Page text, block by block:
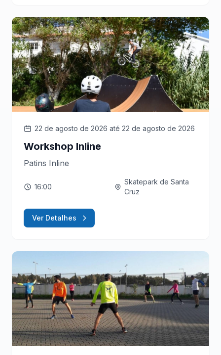
22 de agosto de 2026 até 22 de agosto de 2026
Workshop Inline
Patins Inline
16:00
Skatepark de Santa
Cruz
Ver Detalhes